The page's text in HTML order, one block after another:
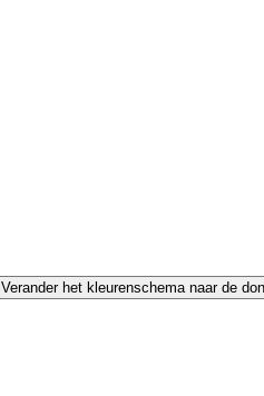
Verander het kleurenschema naar de